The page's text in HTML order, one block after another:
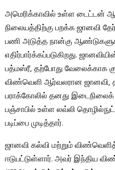
அமெரிக்காவில் உள்ள டைட்டன்
நிலையத்திற்கு பறக்க ஜானவி
பணி அடுத்த நான்கு
எதிர்பார்க்கப்படுகிறது.
பத்மஸ்ரீ, தற்போது வேலைக்காக
விண்வெளி ஆர்வலரான
பராக்கோலில் தனது இடைநிலைக்
பஞ்சாபில் உள்ள லவ்லி
படிப்பை முடித்தார்.
ஜானவி கல்வி மற்றும்
ஈடுபட்டுள்ளார். அவர் இந்திய